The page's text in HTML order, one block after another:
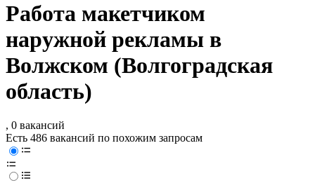
Работа макетчиком
наружной рекламы в
Волжском (Волгоградская
область)
, 0 вакансий
Есть 486 вакансий по похожим запросам